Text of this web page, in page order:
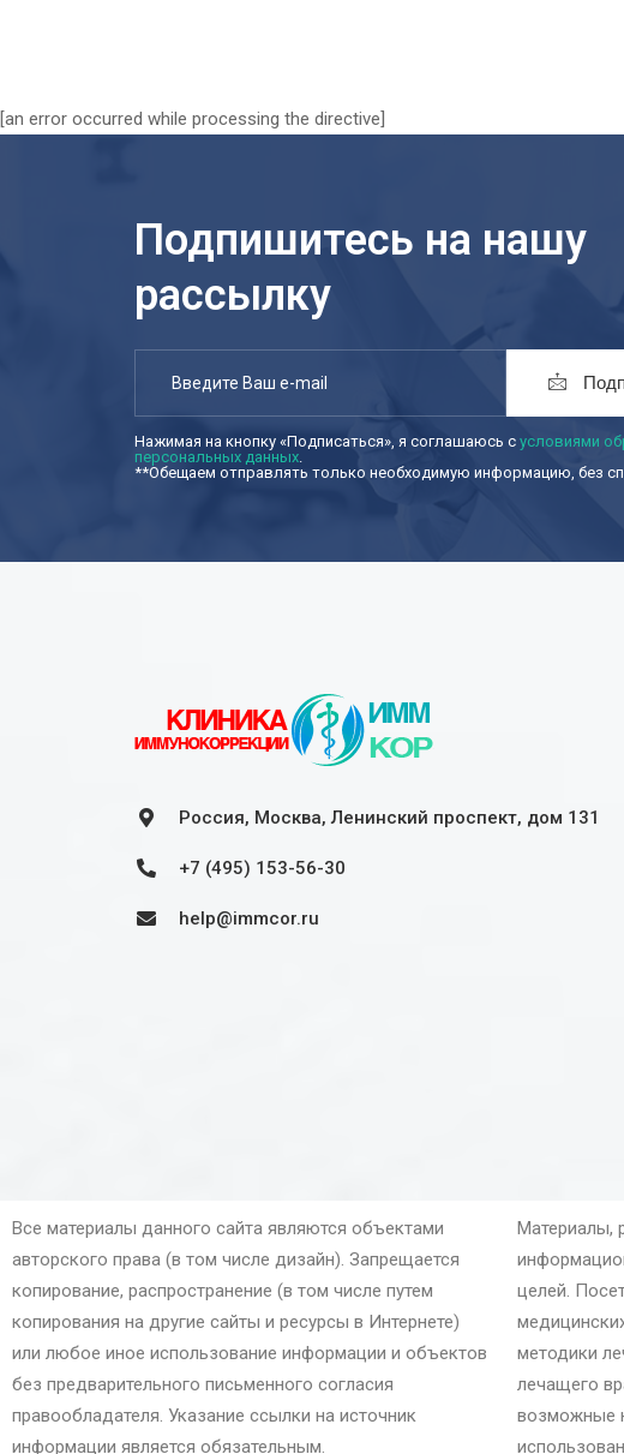
[an error occurred while processing the directive]
Подпишитесь на нашу
рассылку
Нажимая на кнопку «Подписаться», я соглашаюсь с условиями
персональных данных.
**Обещаем отправлять только необходимую информацию, без
Россия, Москва, Ленинский проспект, дом 131
+7 (495) 153-56-30
help@immcor.ru
Все материалы данного сайта являются объектами
авторского права (в том числе дизайн). Запрещается
копирование, распространение (в том числе путем
копирования на другие сайты и ресурсы в Интернете)
или любое иное использование информации и объектов
без предварительного письменного согласия
правообладателя. Указание ссылки на источник
информации является обязательным.
Материалы,
целей.
методики
лечащего
возможные